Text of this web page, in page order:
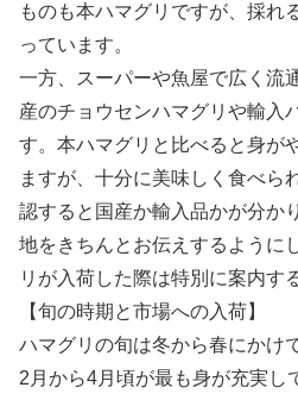
ものも本ハマグリですが、採れ
っています。
一方、スーパーや魚屋で広く流
産のチョウセンハマグリや輸入
す。本ハマグリと比べると身が
ますが、十分に美味しく食べら
認すると国産か輸入品かが分か
地をきちんとお伝えするように
リが入荷した際は特別に案内す
【旬の時期と市場への入荷】
ハマグリの旬は冬から春にかけ
2月から4月頃が最も身が充実し